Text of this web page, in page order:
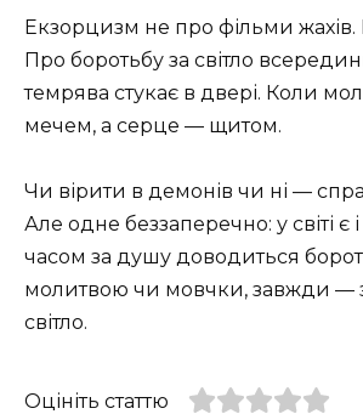
Екзорцизм не про фільми жахів.
Про боротьбу за світло
темрява стукає в двері. Коли
мечем, а серце — щитом.
Чи вірити в демонів чи ні —
Але одне беззаперечно: у світі є і
часом за душу доводиться
молитвою чи мовчки, завжди —
світло.
Оцініть статтю